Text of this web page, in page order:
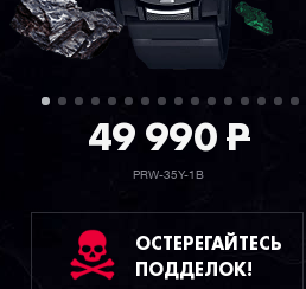
49 990P
PRW-35Y-1B
ОСТЕРЕГАЙТЕСЬ
ПОДДЕЛОК!